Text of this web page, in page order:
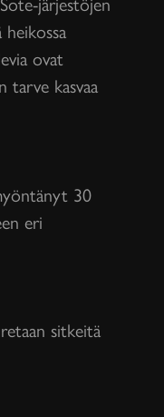
ovat
tarve kasvaa
30
eri
sitkeitä